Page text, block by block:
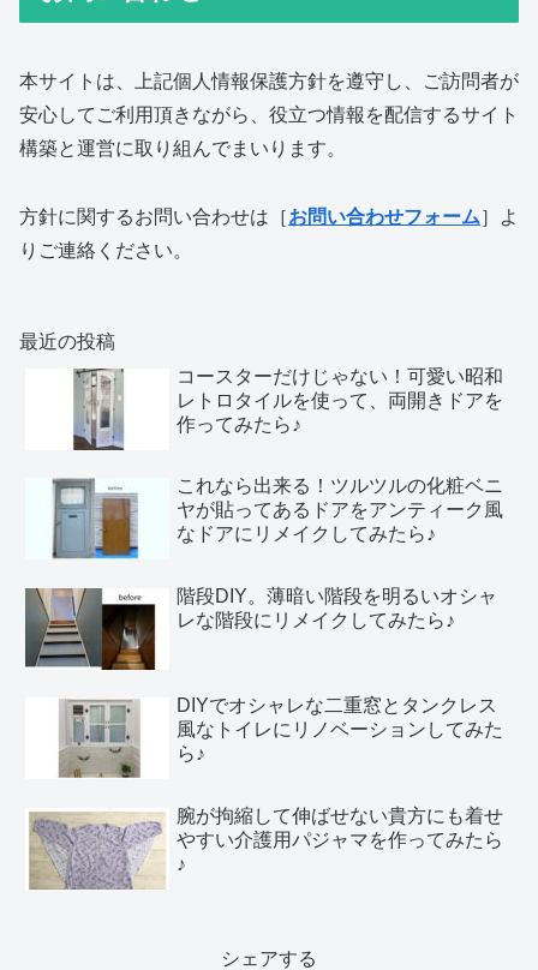
本サイトは、上記個人情報保護方針を遵守し、ご訪問者が
安心してご利用頂きながら、役立つ情報を配信するサイト
構築と運営に取り組んでまいります。
方針に関するお問い合わせは［お問い合わせフォーム］よ
りご連絡ください。
最近の投稿
コースターだけじゃない！可愛い昭和
レトロタイルを使って、両開きドアを
作ってみたら♪
これなら出来る！ツルツルの化粧ベニ
ヤが貼ってあるドアをアンティーク風
なドアにリメイクしてみたら♪
階段DIY。薄暗い階段を明るいオシャ
レな階段にリメイクしてみたら♪
DIYでオシャレな二重窓とタンクレス
風なトイレにリノベーションしてみた
ら♪
腕が拘縮して伸ばせない貴方にも着せ
やすい介護用パジャマを作ってみたら
♪
シェアする